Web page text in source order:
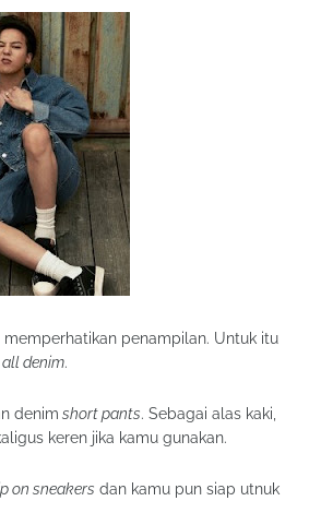
penampilan. Untuk itu
denim.
denim short pants. Sebagai alas kaki,
keren jika kamu gunakan.
on sneakers dan kamu pun siap utnuk